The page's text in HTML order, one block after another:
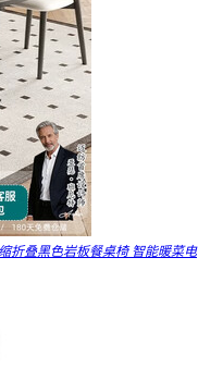
折叠黑色岩板餐桌椅 智能暖菜电